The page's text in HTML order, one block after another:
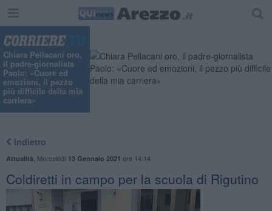
Chiara Pellacani oro,
il padre-giornalista
Paolo: «Cuore ed
emozioni, il pezzo
più difficile della mia
carriera»
Indietro
Attualità Mercoledì 13 Gennaio 2021 ore 14:14
​Coldiretti in campo per la scuola di Rigutino